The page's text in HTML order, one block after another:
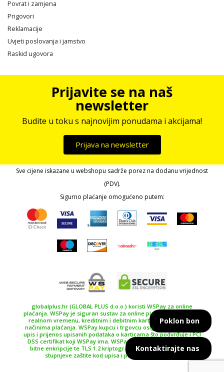
Povrat i zamjena
Prigovori
Reklamacije
Uvjeti poslovanja i jamstvo
Raskid ugovora
Prijavite se na naš
newsletter
Budite u toku s najnovijim ponudama i akcijama!
Prijava na newsletter
Sve cijene iskazane u webshopu sadrže porez na dodanu vrijednost
(PDV).
Sigurno plaćanje omogućeno putem:
globalplus.hr (GLOBAL PLUS d.o.o.) koristi WSPay za online
plaćanja. WSPay je siguran sustav za online plaćanje, plaćanje u
realnom vremenu, kreditnim i debitnim karticama te drugim
načinima plaćanja. WSPay kupcu i trgovcu osiguravaju siguran
upis i prijenos upisanih podataka o karticama što podvrđuje i PCI
DSS certifikat koji WSPay ima. WSPay koristi SSL certifikat 256
bitne enkripcije te TLS 1.2 kriptografski protokol kao najviše
stupnjeve zaštite kod upisa i prijenosa podataka.
Kontaktirajte nas
Poklon bon